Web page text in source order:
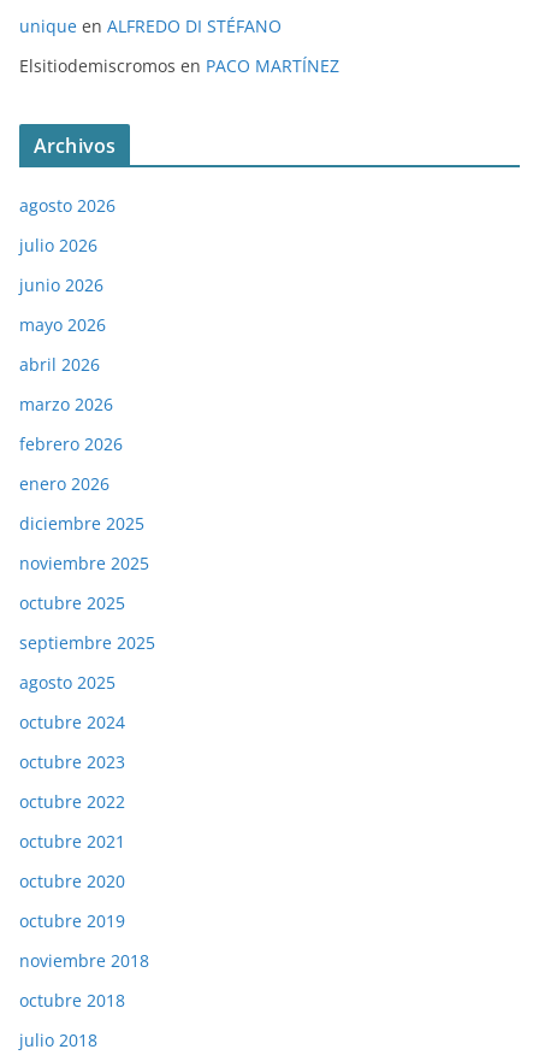
unique en ALFREDO DI STÉFANO
Elsitiodemiscromos en PACO MARTÍNEZ
Archivos
agosto 2026
julio 2026
junio 2026
mayo 2026
abril 2026
marzo 2026
febrero 2026
enero 2026
diciembre 2025
noviembre 2025
octubre 2025
septiembre 2025
agosto 2025
octubre 2024
octubre 2023
octubre 2022
octubre 2021
octubre 2020
octubre 2019
noviembre 2018
octubre 2018
julio 2018